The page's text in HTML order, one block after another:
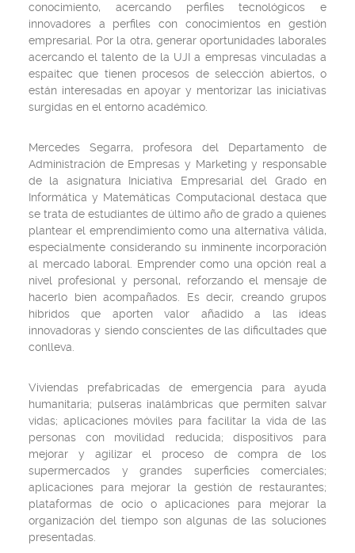
conocimiento, acercando perfiles tecnológicos e
innovadores a perfiles con conocimientos en gestión
empresarial. Por la otra, generar oportunidades laborales
acercando el talento de la UJI a empresas vinculadas a
espaitec que tienen procesos de selección abiertos, o
están interesadas en apoyar y mentorizar las iniciativas
surgidas en el entorno académico.
Mercedes Segarra, profesora del Departamento de
Administración de Empresas y Marketing y responsable
de la asignatura Iniciativa Empresarial del Grado en
Informática y Matemáticas Computacional destaca que
se trata de estudiantes de último año de grado a quienes
plantear el emprendimiento como una alternativa válida,
especialmente considerando su inminente incorporación
al mercado laboral. Emprender como una opción real a
nivel profesional y personal, reforzando el mensaje de
hacerlo bien acompañados. Es decir, creando grupos
híbridos que aporten valor añadido a las ideas
innovadoras y siendo conscientes de las dificultades que
conlleva.
Viviendas prefabricadas de emergencia para ayuda
humanitaria; pulseras inalámbricas que permiten salvar
vidas; aplicaciones móviles para facilitar la vida de las
personas con movilidad reducida; dispositivos para
mejorar y agilizar el proceso de compra de los
supermercados y grandes superficies comerciales;
aplicaciones para mejorar la gestión de restaurantes;
plataformas de ocio o aplicaciones para mejorar la
organización del tiempo son algunas de las soluciones
presentadas.